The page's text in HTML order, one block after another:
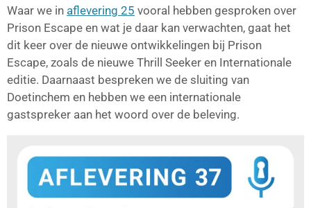
Waar we in aflevering 25 vooral hebben gesproken over
Prison Escape en wat je daar kan verwachten, gaat het
dit keer over de nieuwe ontwikkelingen bij Prison
Escape, zoals de nieuwe Thrill Seeker en Internationale
editie. Daarnaast bespreken we de sluiting van
Doetinchem en hebben we een internationale
gastspreker aan het woord over de beleving.